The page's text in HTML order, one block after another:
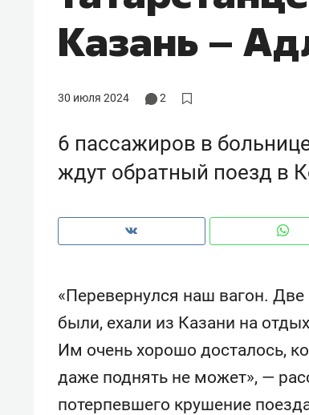
Казань –
30 июля 2024 2
6 пассажиров в
ждут обратный поезд в
«Перевернулся наш вагон.
были, ехали из Казани на
Им очень хорошо досталось,
даже поднять не может», —
потерпевшего крушение
рынки, почему надо
чем интересен Оман?
Рекомендуем
Как ГК «МИР ГРУПП» и ВТБ
создают оазис жилого
комфорта под Казанью